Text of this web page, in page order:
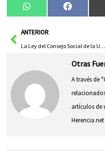
Compartir
en
WhatsApp
en
AntANTERIOR
La Ley del Consejo Social de la UCLM Entrará en Vigor el 19 de Febrero tras su Publicación en el DOCM
Otras
A través de
artículos de
Herencia.net